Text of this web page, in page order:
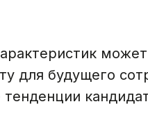
для будущего